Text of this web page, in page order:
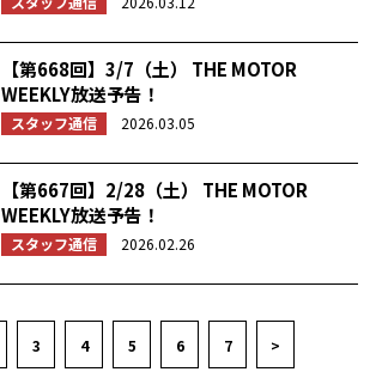
【第668回】3/7（土） THE MOTOR
WEEKLY放送予告！
スタッフ通信 2026.03.05
【第667回】2/28（土） THE MOTOR
WEEKLY放送予告！
スタッフ通信 2026.02.26
3 4 5 6 7 >